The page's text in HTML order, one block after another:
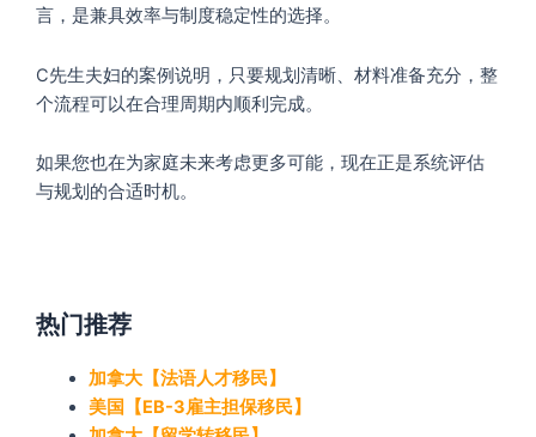
言，是兼具效率与制度稳定性的选择。
C先生夫妇的案例说明，只要规划清晰、材料准备充分，整
个流程可以在合理周期内顺利完成。
如果您也在为家庭未来考虑更多可能，现在正是系统评估
与规划的合适时机。
热门推荐
加拿大【法语人才移民】
美国【EB-3雇主担保移民】